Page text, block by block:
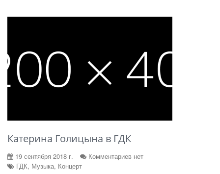
Катерина Голицына в ГДК
19 сентября 2018 г.
Комментариев нет
ГДК, Музыка, Концерт